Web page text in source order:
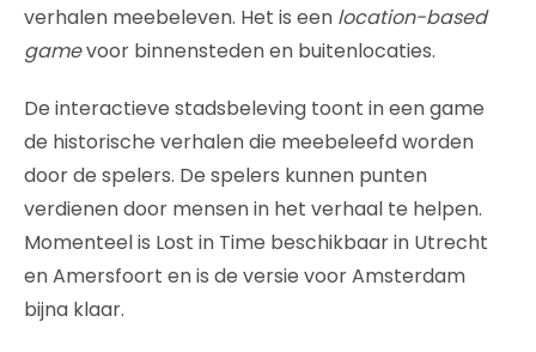
verhalen meebeleven. Het is een location-based
gamevoor binnensteden en buitenlocaties.
De interactieve stadsbeleving toont in een game
de historische verhalen die meebeleefd worden
door de spelers. De spelers kunnen punten
verdienen door mensen in het verhaal te helpen.
Momenteel is Lost in Time beschikbaar in Utrecht
en Amersfoort en is de versie voor Amsterdam
bijna klaar.